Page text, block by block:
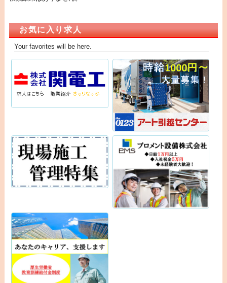
お気に入り求人
Your favorites will be here.